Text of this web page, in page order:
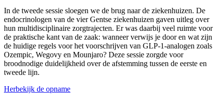
In de tweede sessie sloegen we de brug naar de ziekenhuizen. De
endocrinologen van de vier Gentse ziekenhuizen gaven uitleg over
hun multidisciplinaire zorgtrajecten. Er was daarbij veel ruimte voor
de praktische kant van de zaak: wanneer verwijs je door en wat zijn
de huidige regels voor het voorschrijven van GLP-1-analogen zoals
Ozempic, Wegovy en Mounjaro? Deze sessie zorgde voor
broodnodige duidelijkheid over de afstemming tussen de eerste en
tweede lijn.
Herbekijk de opname